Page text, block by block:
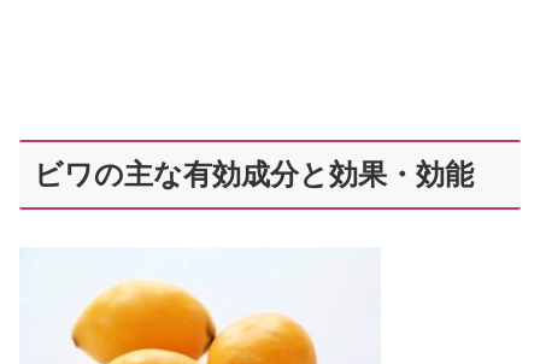
ビワの主な有効成分と効果・効能